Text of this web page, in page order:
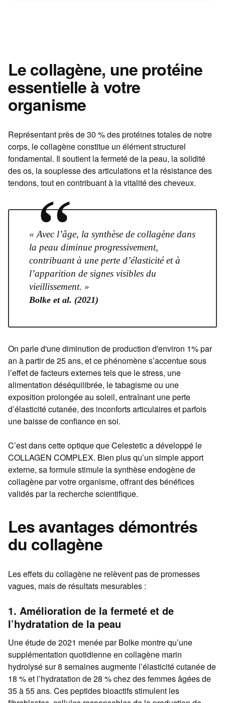
Le collagène, une protéine
essentielle à votre
organisme
Représentant près de 30 % des protéines totales de notre
corps, le collagène constitue un élément structurel
fondamental. Il soutient la fermeté de la peau, la solidité
des os, la souplesse des articulations et la résistance des
tendons, tout en contribuant à la vitalité des cheveux.
“
« Avec l’âge, la synthèse de collagène dans
la peau diminue progressivement,
contribuant à une perte d’élasticité et à
l’apparition de signes visibles du
vieillissement. »
Bolke et al. (2021)
On parle d'une diminution de production d'environ 1% par
an à partir de 25 ans, et ce phénomène s’accentue sous
l’effet de facteurs externes tels que le stress, une
alimentation déséquilibrée, le tabagisme ou une
exposition prolongée au soleil, entraînant une perte
d’élasticité cutanée, des inconforts articulaires et parfois
une baisse de confiance en soi.
C’est dans cette optique que Celestetic a développé le
COLLAGEN COMPLEX. Bien plus qu’un simple apport
externe, sa formule stimule la synthèse endogène de
collagène par votre organisme, offrant des bénéfices
validés par la recherche scientifique.
Les avantages démontrés
du collagène
Les effets du collagène ne relèvent pas de promesses
vagues, mais de résultats mesurables :
1. Amélioration de la fermeté et de
l’hydratation de la peau
Une étude de 2021 menée par Bolke montre qu’une
supplémentation quotidienne en collagène marin
hydrolysé sur 8 semaines augmente l’élasticité cutanée de
18 % et l’hydratation de 28 % chez des femmes âgées de
35 à 55 ans. Ces peptides bioactifs stimulent les